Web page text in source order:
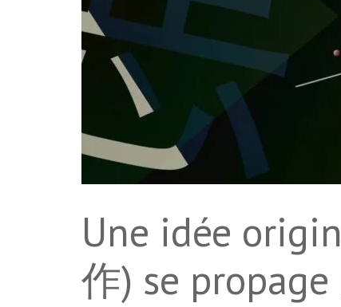
Une idée
作) se